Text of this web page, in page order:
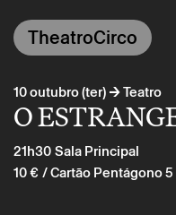
10 outubro (ter)→Teatro
O
21h30Sala Principal
10 €/ Cartão Pentágono
TheatroCirco